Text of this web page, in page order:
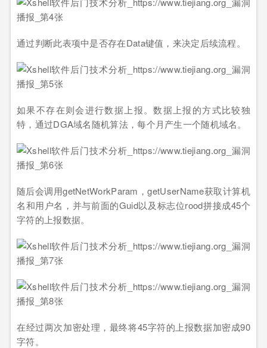
通过判断此表项中是否存在Data键值，来决定后续流程。
如果不存在则会进行数据上报。数据上报的方式比较独
特，通过DGA域名随机算法，每个月产生一个随机域名。
随后会调用getNetWorkParam，getUserName获取计算机
名和用户名，并与前面的Guid以及标志位rood拼接成45个
字符的上报数据。
在经过两次加密处理，最终将45字符的上报数据加密成90
字符。